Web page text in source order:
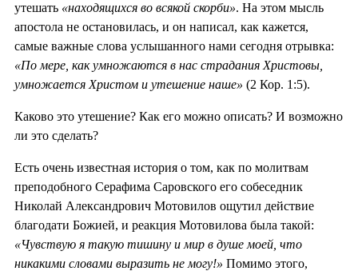
утешать «находящихся во всякой скорби». На этом мысль
апостола не остановилась, и он написал, как кажется,
самые важные слова услышанного нами сегодня отрывка:
«По мере, как умножаются в нас страдания Христовы,
умножается Христом и утешение наше» (2 Кор. 1:5).
Каково это утешение? Как его можно описать? И возможно
ли это сделать?
Есть очень известная история о том, как по молитвам
преподобного Серафима Саровского его собеседник
Николай Александрович Мотовилов ощутил действие
благодати Божией, и реакция Мотовилова была такой:
«Чувствую я такую тишину и мир в душе моей, что
никакими словами выразить не могу!» Помимо этого,